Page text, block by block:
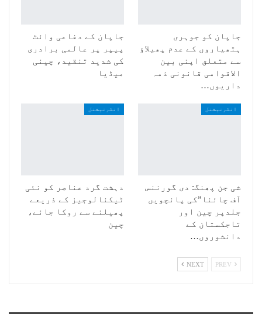
جاپان کو جوہری
ہتھیاروں کے عدم پھیلاؤ
سے متعلق اپنی بین
الاقوامی قانونی ذمہ
داریوں…
جاپان کے دفاعی وائٹ
پیپر پر عالمی برادری
کی شدید تنقید، چینی
میڈیا
انٹرنیشنل
شی جن پھنگ: دی گورننس
آف چائنا”کی پانچویں
جلدپر چین اور
تاجکستان کے
دانشوروں…
انٹرنیشنل
دہشت گرد عناصر کو نئی
ٹیکنالوجیز کے ذریعے
پھیلنے سے روکا جائے،
چین
NEXT